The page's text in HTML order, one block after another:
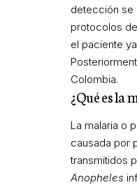
detección se
protocolos
el paciente
Colombia.
¿Qué es la
La malaria o
causada por
transmitidos
Anopheles